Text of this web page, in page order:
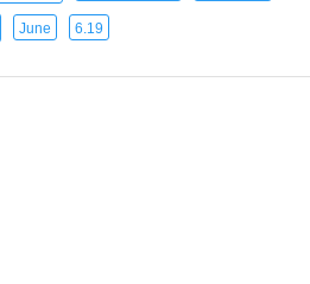
June 6.19